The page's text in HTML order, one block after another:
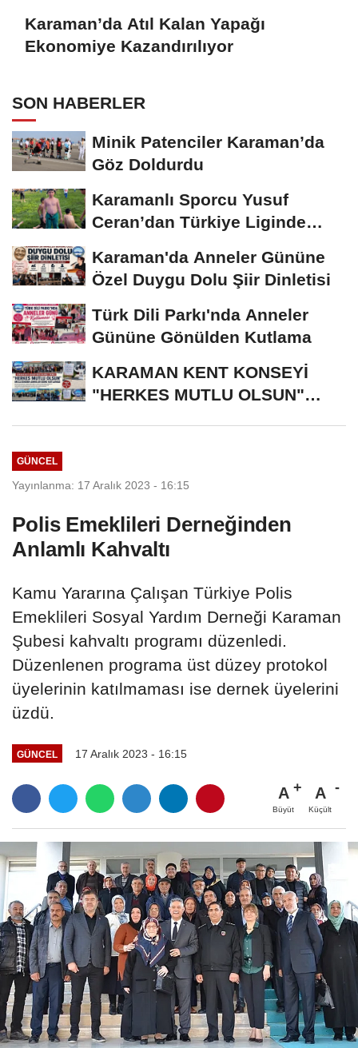
Karaman’da Atıl Kalan Yapağı
Ekonomiye Kazandırılıyor
SON HABERLER
Minik Patenciler Karaman’da
Göz Doldurdu
Karamanlı Sporcu Yusuf
Ceran’dan Türkiye Liginde
Karaman'da Anneler Gününe
Özel Duygu Dolu Şiir Dinletisi
Türk Dili Parkı'nda Anneler
Gününe Gönülden Kutlama
KARAMAN KENT KONSEYİ
"HERKES MUTLU OLSUN"
GÜNCEL
Yayınlanma: 17 Aralık 2023 - 16:15
Polis Emeklileri Derneğinden
Anlamlı Kahvaltı
Kamu Yararına Çalışan Türkiye Polis
Emeklileri Sosyal Yardım Derneği Karaman
Şubesi kahvaltı programı düzenledi.
Düzenlenen programa üst düzey protokol
üyelerinin katılmaması ise dernek üyelerini
üzdü.
GÜNCEL 17 Aralık 2023 - 16:15
A
Büyüt
A
Küçült